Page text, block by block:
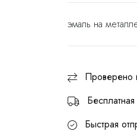
эмаль на
Проверено
Быстрая